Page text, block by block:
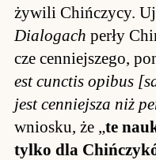
żywili Chiń­czycy.
Dialogach perły
cze cen­niej­sze­go,
est cunc­tis opibus
jest cen­niej­sza niż
wnio­sku, że „te
tylko dla